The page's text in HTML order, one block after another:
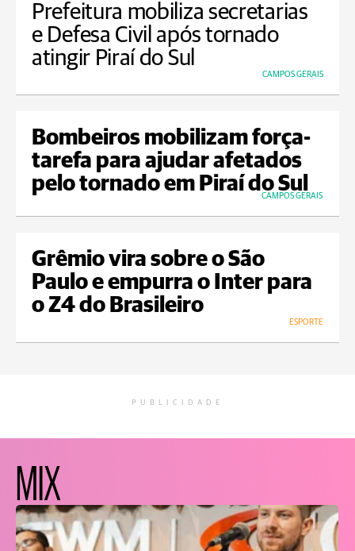
Prefeitura mobiliza secretarias
e Defesa Civil após tornado
atingir Piraí do Sul
CAMPOS GERAIS
Bombeiros mobilizam força-
tarefa para ajudar afetados
pelo tornado em Piraí do Sul
CAMPOS GERAIS
Grêmio vira sobre o São
Paulo e empurra o Inter para
o Z4 do Brasileiro
ESPORTE
PUBLICIDADE
MIX